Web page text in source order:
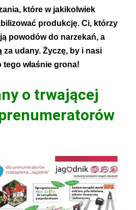
które w jakikolwiek
produkcję. Ci, którzy
powodów do narzekań, a
udany. Życzę, by i nasi
właśnie grona!
o trwającej